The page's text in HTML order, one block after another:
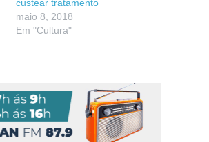
custear tratamento
maio 8, 2018
Em "Cultura"